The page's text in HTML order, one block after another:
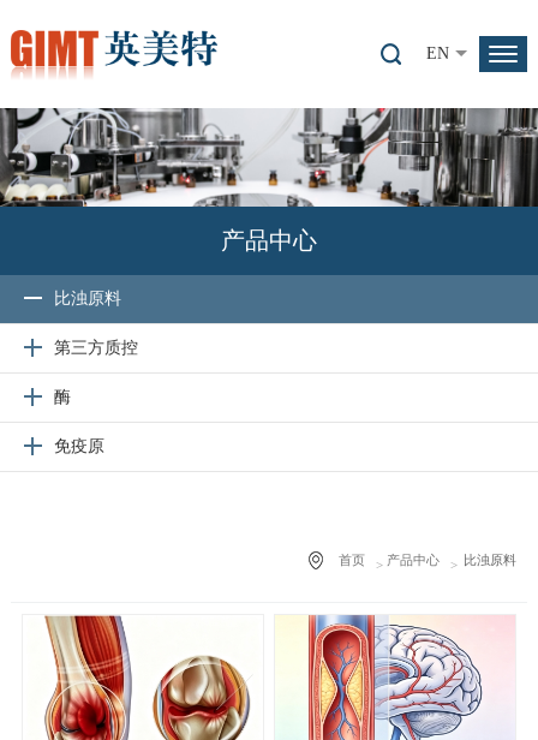
EN
产品中心
比浊原料
第三方质控
酶
免疫原
首页 产品中心 比浊原料